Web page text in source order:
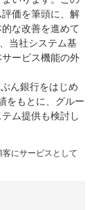
価を筆頭に、解
な改善を進めて
当社システム基
ービス機能の外
ん銀行をはじめ
をもとに、グルー
ム提供も検討し
にサービスとして